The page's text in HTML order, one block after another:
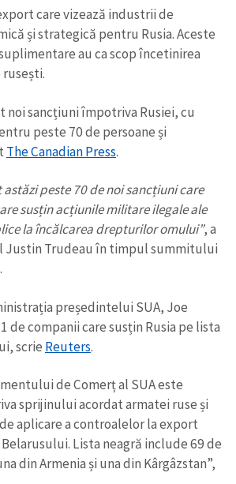
care vizează industrii de
și strategică pentru Rusia. Aceste
au ca scop încetinirea
noi sancțiuni împotriva Rusiei, cu
peste 70 de persoane și
The Canadian Press.
peste 70 de noi sancțiuni care
susțin acțiunile militare ilegale ale
la încălcarea drepturilor omului”, a
Justin Trudeau în timpul summitului
președintelui SUA, Joe
de companii care susțin Rusia pe lista
scrie Reuters.
de Comerț al SUA este
sprijinului acordat armatei ruse și
aplicare a controalelor la export
Lista neagră include 69 de
din Armenia și una din Kârgâzstan”,
titlu
imagine
media
știrei